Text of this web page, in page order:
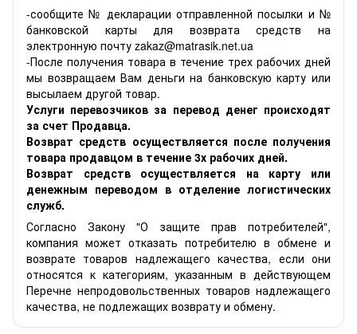
-сообщите № декларации отправленной посылки и №
банковской карты для возврата средств на
электронную почту zakaz@matrasik.net.ua
-После получения товара в течение трех рабочих дней
мы возвращаем Вам деньги на банковскую карту или
высылаем другой товар.
Услуги перевозчиков за перевод денег происходят
за счет Продавца.
Возврат средств осуществляется после получения
товара продавцом в течение 3х рабочих дней.
Возврат средств осуществляется на карту или
денежным переводом в отделение логистических
служб.
Согласно Закону "О защите прав потребителей",
компания может отказать потребителю в обмене и
возврате товаров надлежащего качества, если они
относятся к категориям, указанным в действующем
Перечне непродовольственных товаров надлежащего
качества, не подлежащих возврату и обмену.